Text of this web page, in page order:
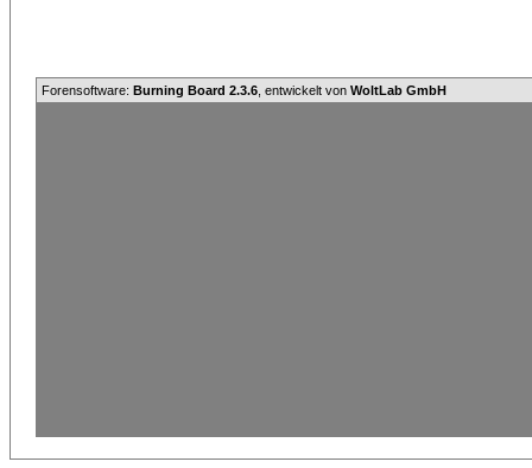
Forensoftware: Burning Board 2.3.6 , entwickelt von WoltLab GmbH